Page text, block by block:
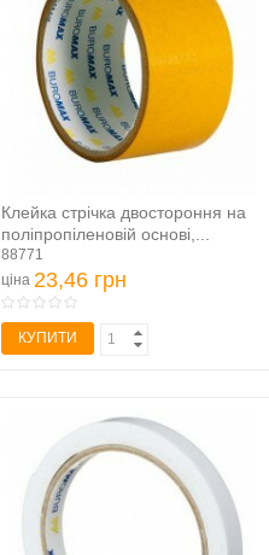
Клейка стрічка двостороння на
поліпропіленовій основі,...
88771
ціна 23,46 грн
КУПИТИ